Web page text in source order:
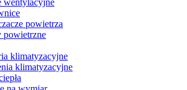
wentylacyjne
powietrza
powietrzne
klimatyzacyjne
klimatyzacyjne